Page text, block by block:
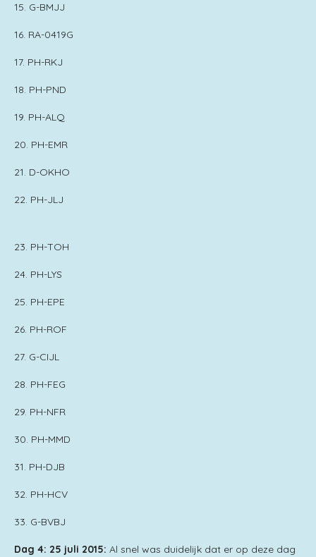
15. G-BMJJ
16. RA-0419G
17. PH-RKJ
18. PH-PND
19. PH-ALQ
20. PH-EMR
21. D-OKHO
22. PH-JLJ
23. PH-TOH
24. PH-LYS
25. PH-EPE
26. PH-ROF
27. G-CIJL
28. PH-FEG
29. PH-NFR
30. PH-MMD
31. PH-DJB
32. PH-HCV
33. G-BVBJ
Dag 4: 25 juli 2015: Al snel was duidelijk dat er op deze dag